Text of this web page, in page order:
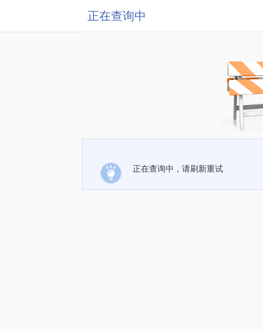
正在查询中
正在查询中，请刷新重试